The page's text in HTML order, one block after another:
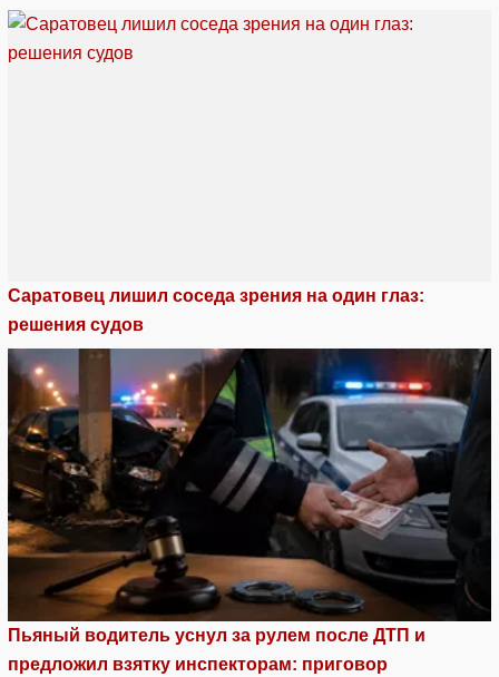
Саратовец лишил соседа зрения на один глаз:
решения судов
Пьяный водитель уснул за рулем после ДТП и
предложил взятку инспекторам: приговор